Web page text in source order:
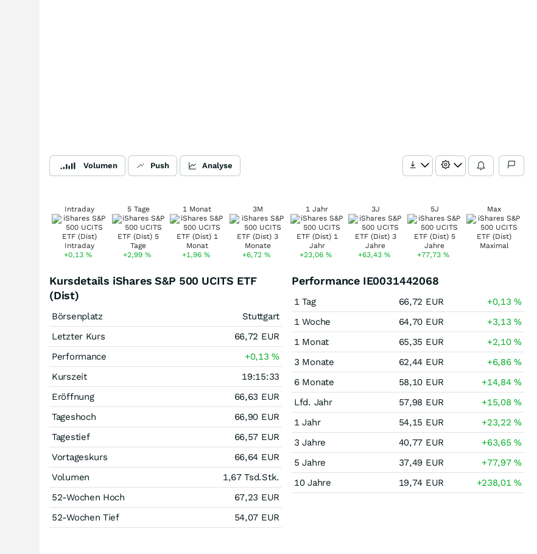
Volumen Push Analyse
Intraday
+0,13%
5 Tage
+2,99%
1 Monat
+1,96 %
3M
+6,72%
1 Jahr
+23,06%
3J
+63,43%
5J
+77,73%
Max
Kursdetails iShares S&P 500 UCITS ETF
(Dist)
Börsenplatz
Stuttgart
Letzter Kurs
66,72 EUR
Performance
+0,13%
Kurszeit
19:15:33
Eröffnung
66,63 EUR
Tageshoch
66,90 EUR
Tagestief
66,57 EUR
Vortageskurs
66,64 EUR
Volumen
1,67 Tsd.Stk.
52-Wochen Hoch
67,23 EUR
52-Wochen Tief
54,07 EUR
Performance IE0031442068
1 Tag 66,72 EUR +0,13%
1 Woche
64,70 EUR +3,13%
1 Monat
65,35 EUR +2,10%
3 Monate
62,44 EUR +6,86%
6 Monate
58,10 EUR +14,84%
Lfd. Jahr
57,98 EUR +15,08%
1 Jahr
54,15 EUR +23,22%
3 Jahre
40,77 EUR +63,65%
5 Jahre
37,49 EUR +77,97%
10 Jahre
19,74 EUR +238,01%